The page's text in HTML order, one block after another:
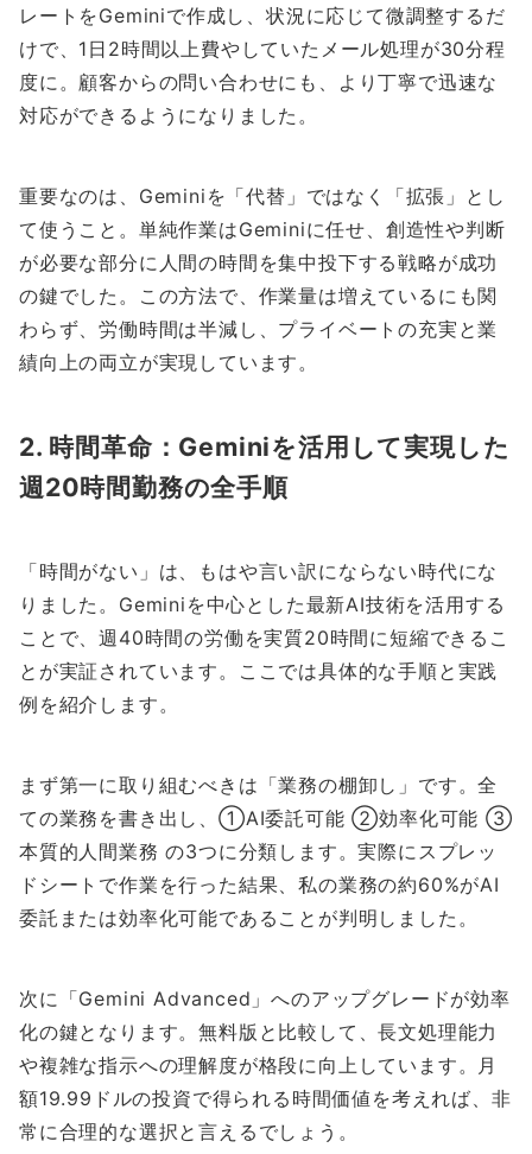
レートをGeminiで作成し、状況に応じて微調整するだ
けで、1日2時間以上費やしていたメール処理が30分程
度に。顧客からの問い合わせにも、より丁寧で迅速な
対応ができるようになりました。
重要なのは、Geminiを「代替」ではなく「拡張」とし
て使うこと。単純作業はGeminiに任せ、創造性や判断
が必要な部分に人間の時間を集中投下する戦略が成功
の鍵でした。この方法で、作業量は増えているにも関
わらず、労働時間は半減し、プライベートの充実と業
績向上の両立が実現しています。
2. 時間革命：Geminiを活用して実現した
週20時間勤務の全手順
「時間がない」は、もはや言い訳にならない時代にな
りました。Geminiを中心とした最新AI技術を活用する
ことで、週40時間の労働を実質20時間に短縮できるこ
とが実証されています。ここでは具体的な手順と実践
例を紹介します。
まず第一に取り組むべきは「業務の棚卸し」です。全
ての業務を書き出し、①AI委託可能 ②効率化可能 ③
本質的人間業務 の3つに分類します。実際にスプレッ
ドシートで作業を行った結果、私の業務の約60%がAI
委託または効率化可能であることが判明しました。
次に「Gemini Advanced」へのアップグレードが効率
化の鍵となります。無料版と比較して、長文処理能力
や複雑な指示への理解度が格段に向上しています。月
額19.99ドルの投資で得られる時間価値を考えれば、非
常に合理的な選択と言えるでしょう。